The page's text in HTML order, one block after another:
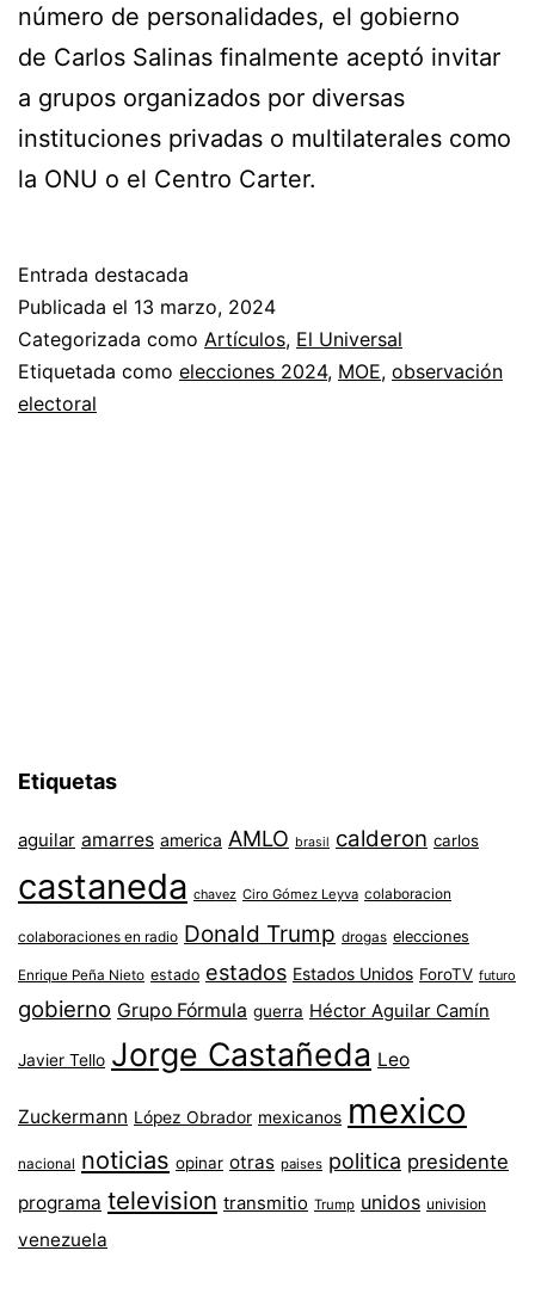
número de personalidades, el gobierno
de Carlos Salinas finalmente aceptó invitar
a grupos organizados por diversas
instituciones privadas o multilaterales como
la ONU o el Centro Carter.
Entrada destacada
Publicada el 13 marzo, 2024
Categorizada como Artículos, El Universal
Etiquetada como elecciones 2024, MOE, observación
electoral
Etiquetas
aguilar amarres america AMLO brasil calderon carlos
castaneda chavez Ciro Gómez Leyva colaboracion
colaboraciones en radio Donald Trump drogas elecciones
Enrique Peña Nieto estado estados Estados Unidos ForoTV futuro
gobierno Grupo Fórmula guerra Héctor Aguilar Camín
Javier Tello Jorge Castañeda Leo
Zuckermann López Obrador mexicanos mexico
nacional noticias opinar otras paises politica presidente
programa television transmitio Trump unidos univision
venezuela